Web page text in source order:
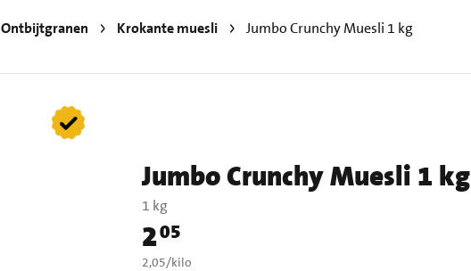
Ontbijtgranen Krokante muesli Jumbo Crunchy Muesli 1 kg
Jumbo Crunchy Muesli 1 kg
1 kg
Prijs: € 2,05
205
€ 2,05 per kilo
2,05/kilo